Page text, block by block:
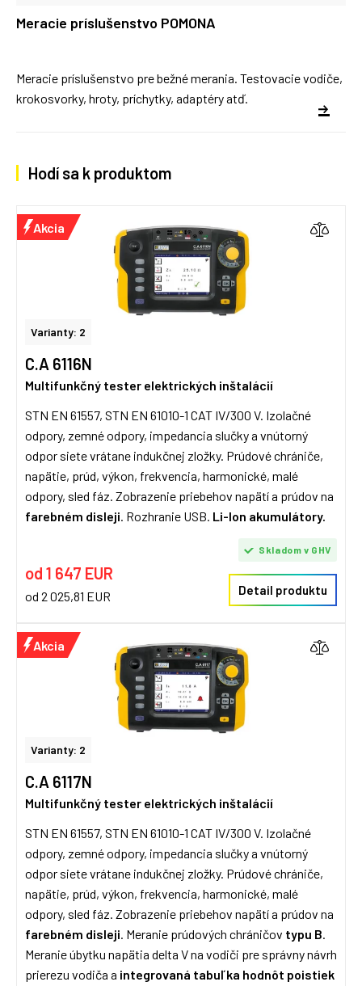
Meracie príslušenstvo POMONA
Meracie príslušenstvo pre bežné merania. Testovacie vodiče,
krokosvorky, hroty, príchytky, adaptéry atď.
Hodí sa k produktom
Varianty: 2
C.A 6116N
Multifunkčný tester elektrických inštalácií
STN EN 61557, STN EN 61010-1 CAT IV/300 V. Izolačné
odpory, zemné odpory, impedancia slučky a vnútorný
odpor siete vrátane indukčnej zložky. Prúdové chrániče,
napätie, prúd, výkon, frekvencia, harmonické, malé
odpory, sled fáz. Zobrazenie priebehov napätí a prúdov na
farebném disleji. Rozhranie USB. Li-Ion akumulátory.
Akcia
od 1 647 EUR
od 2 025,81 EUR
Skladom v GHV
Detail produktu
Varianty: 2
C.A 6117N
Multifunkčný tester elektrických inštalácií
STN EN 61557, STN EN 61010-1 CAT IV/300 V. Izolačné
odpory, zemné odpory, impedancia slučky a vnútorný
odpor siete vrátane indukčnej zložky. Prúdové chrániče,
napätie, prúd, výkon, frekvencia, harmonické, malé
odpory, sled fáz. Zobrazenie priebehov napätí a prúdov na
farebném disleji. Meranie prúdových chráničov typu B.
Meranie úbytku napätia delta V na vodiči pre správny návrh
prierezu vodiča a integrovaná tabuľka hodnôt poistiek
Akcia